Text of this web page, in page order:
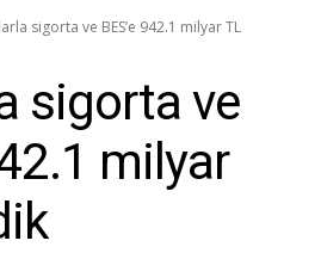
sigorta ve BES’e 942.1 milyar TL
sigorta ve
milyar